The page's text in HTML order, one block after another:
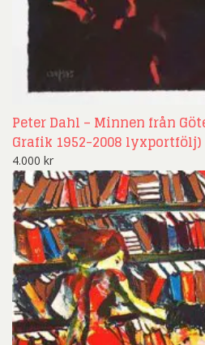
Peter Dahl – Minnen från
Grafik 1952-2008 lyxportfölj)
4.000 kr